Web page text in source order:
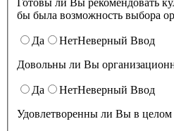
бы была возможность выбора
Да НетНеверный Ввод
Довольны ли Вы
Да НетНеверный Ввод